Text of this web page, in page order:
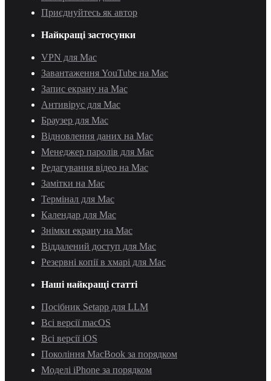
Приєднуйтесь як автор
Найкращі застосунки
VPN для Mac
Завантаження YouTube на Mac
Запис екрану на Mac
Антивірус для Mac
Браузер для Mac
Відновлення даних на Mac
Менеджер паролів для Mac
Редагування відео на Mac
Замітки на Mac
Термінал для Mac
Календар для Mac
Знімки екрану на Mac
Віддалений доступ для Mac
Резервні копії в хмарі для Mac
Наші найкращі статті
Посібник Setapp для LLM
Всі версії macOS
Всі версії iOS
Покоління MacBook за порядком
Моделі iPhone за порядком